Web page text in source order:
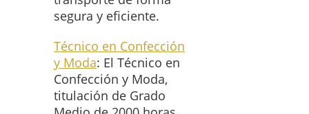
segura y eficiente.
Técnico en Confección
y Moda: El Técnico en
Confección y Moda,
titulación de Grado